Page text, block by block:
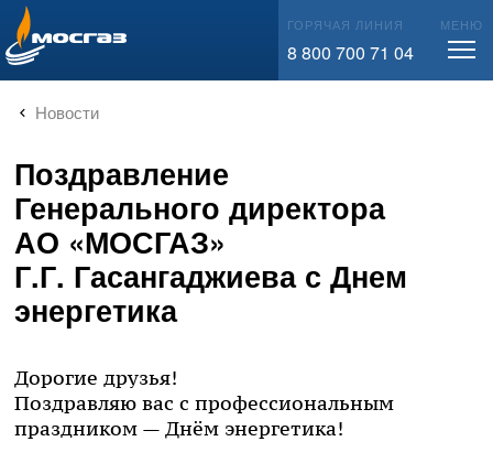
info@mos-gaz.ru ГОРЯЧАЯ ЛИНИЯ
8 800 700 71 04
МЕНЮ
Новости
Поздравление
Генерального директора
АО «МОСГАЗ»
Г.Г. Гасангаджиева с Днем
энергетика
Дорогие друзья!
Поздравляю вас с профессиональным
праздником — Днём энергетика!